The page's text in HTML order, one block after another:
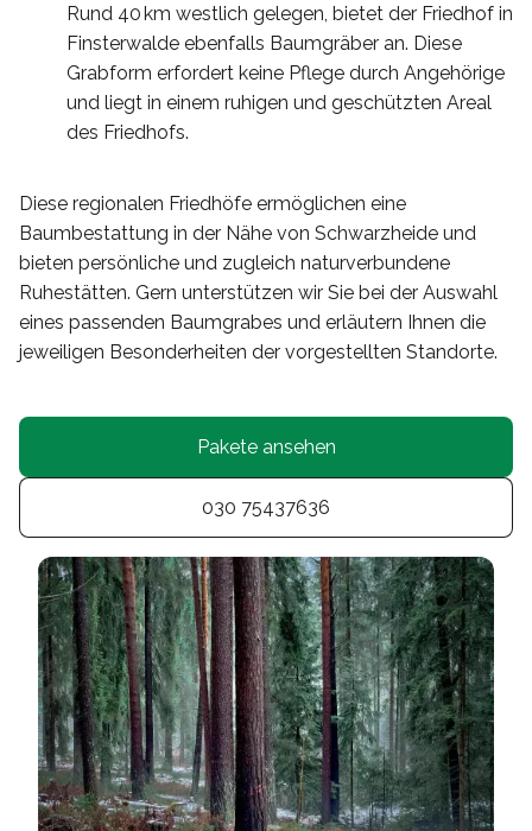
Rund 40 km westlich gelegen, bietet der Friedhof in
Finsterwalde ebenfalls Baumgräber an. Diese
Grabform erfordert keine Pflege durch Angehörige
und liegt in einem ruhigen und geschützten Areal
des Friedhofs.
Diese regionalen Friedhöfe ermöglichen eine
Baumbestattung in der Nähe von Schwarzheide und
bieten persönliche und zugleich naturverbundene
Ruhestätten. Gern unterstützen wir Sie bei der Auswahl
eines passenden Baumgrabes und erläutern Ihnen die
jeweiligen Besonderheiten der vorgestellten Standorte.
Pakete ansehen
030 75437636